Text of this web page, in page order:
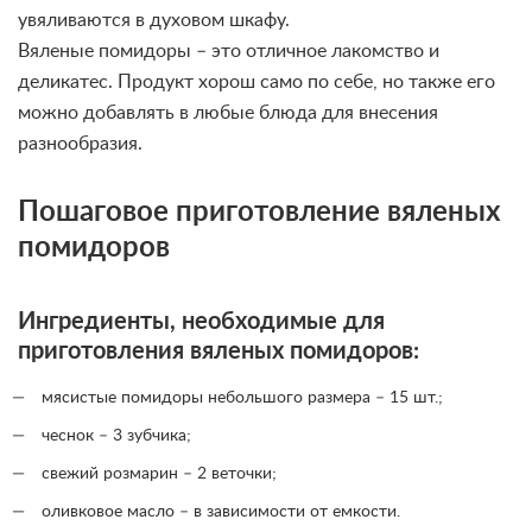
увяливаются в духовом шкафу.
Вяленые помидоры – это отличное лакомство и
деликатес. Продукт хорош само по себе, но также его
можно добавлять в любые блюда для внесения
разнообразия.
Пошаговое приготовление вяленых
помидоров
Ингредиенты, необходимые для
приготовления вяленых помидоров:
мясистые помидоры небольшого размера – 15 шт.;
чеснок – 3 зубчика;
свежий розмарин – 2 веточки;
оливковое масло – в зависимости от емкости.